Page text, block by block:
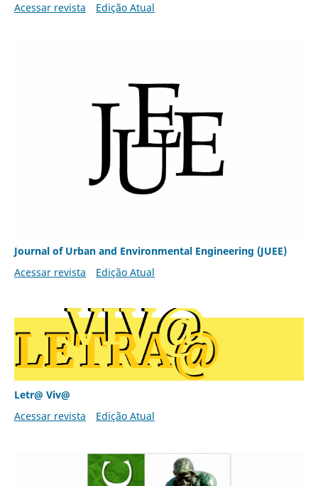
Acessar revista
Edição Atual
Journal of Urban and Environmental Engineering (JUEE)
Acessar revista
Edição Atual
Letr@ Viv@
Acessar revista
Edição Atual